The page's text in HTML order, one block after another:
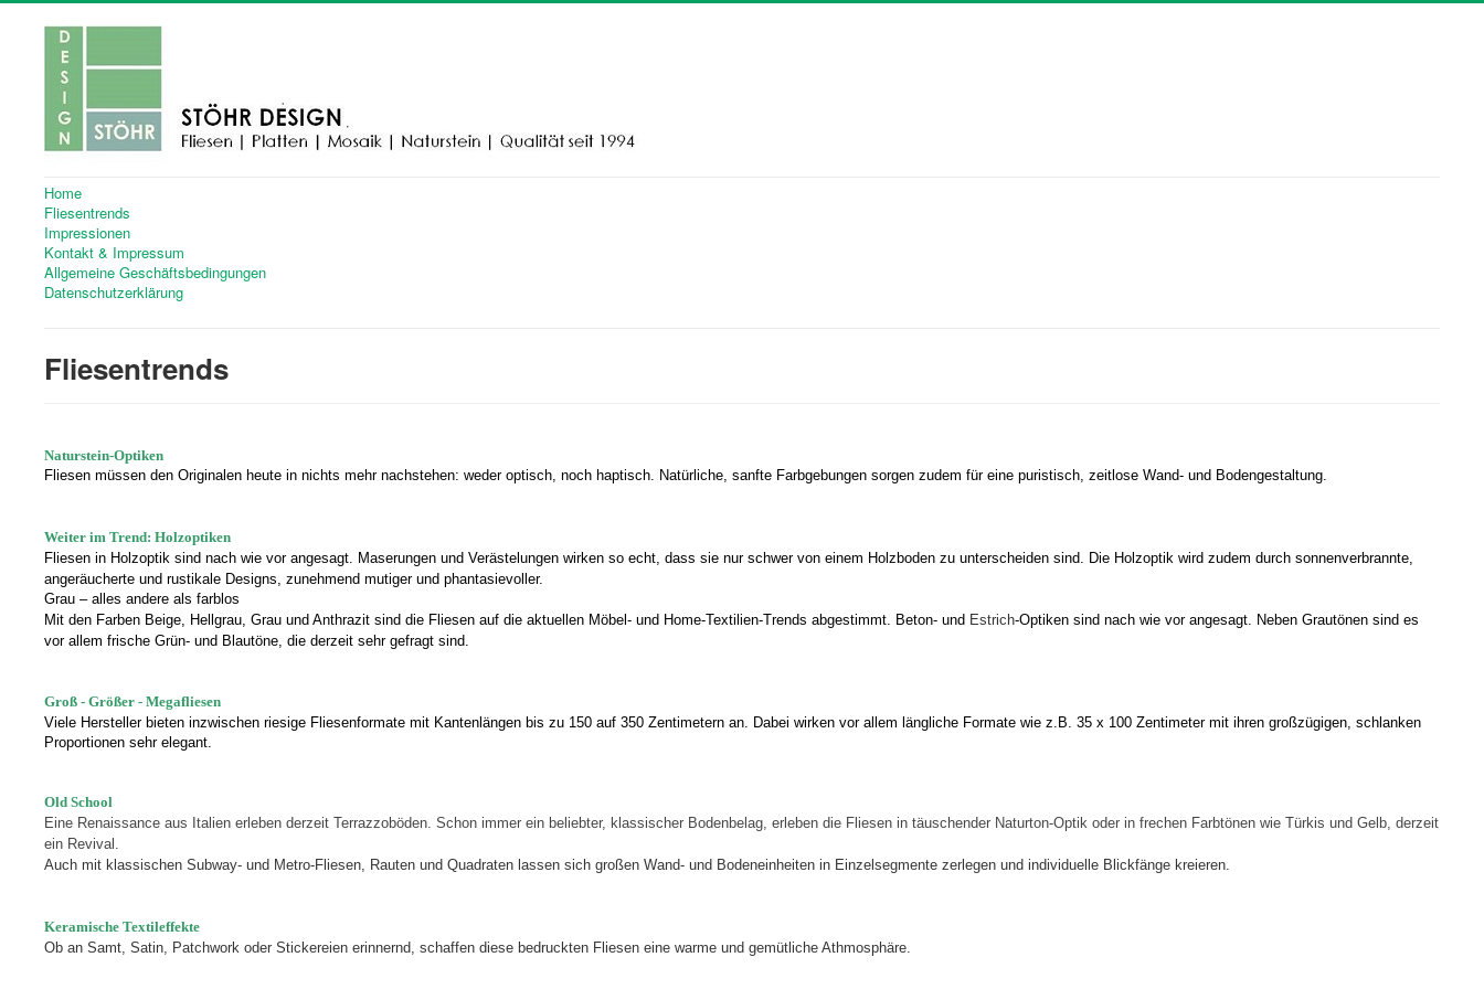
Home
Fliesentrends
Impressionen
Kontakt & Impressum
Allgemeine Geschäftsbedingungen
Datenschutzerklärung
Fliesentrends
Naturstein-Optiken
Fliesen müssen den Originalen heute in nichts mehr nachstehen: weder optisch, noch haptisch. Natürliche, sanfte Farbgebungen sorgen zudem für eine puristisch, zeitlose Wand- und Bodengestaltung.
Weiter im Trend: Holzoptiken
Fliesen in Holzoptik sind nach wie vor angesagt. Maserungen und Verästelungen wirken so echt, dass sie nur schwer von einem Holzboden zu unterscheiden sind. Die Holzoptik wird zudem durch sonnenverbrannte,
angeräucherte und rustikale Designs, zunehmend mutiger und phantasievoller.
Grau – alles andere als farblos
Mit den Farben Beige, Hellgrau, Grau und Anthrazit sind die Fliesen auf die aktuellen Möbel- und Home-Textilien-Trends abgestimmt. Beton- und Estrich-Optiken sind nach wie vor angesagt. Neben Grautönen sind es
vor allem frische Grün- und Blautöne, die derzeit sehr gefragt sind.
Groß - Größer - Megafliesen
Viele Hersteller bieten inzwischen riesige Fliesenformate mit Kantenlängen bis zu 150 auf 350 Zentimetern an. Dabei wirken vor allem längliche Formate wie z.B. 35 x 100 Zentimeter mit ihren großzügigen, schlanken
Proportionen sehr elegant.
Old School
Eine Renaissance aus Italien erleben derzeit Terrazzoböden. Schon immer ein beliebter, klassischer Bodenbelag, erleben die Fliesen in täuschender Naturton-Optik oder in frechen Farbtönen wie Türkis und Gelb, derzeit
ein Revival.
Auch mit klassischen Subway- und Metro-Fliesen, Rauten und Quadraten lassen sich großen Wand- und Bodeneinheiten in Einzelsegmente zerlegen und individuelle Blickfänge kreieren.
Keramische Textileffekte
Ob an Samt, Satin, Patchwork oder Stickereien erinnernd, schaffen diese bedruckten Fliesen eine warme und gemütliche Athmosphäre.